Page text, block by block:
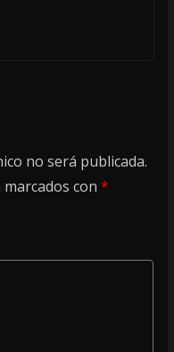
no será publicada.
con *